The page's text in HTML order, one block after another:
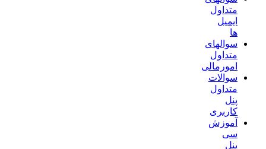
متداول
ایمیل
ها
سوالهای
متداول
امورمالی
سوالات
متداول
پنل
کاربری
آموزش
سی
پنل